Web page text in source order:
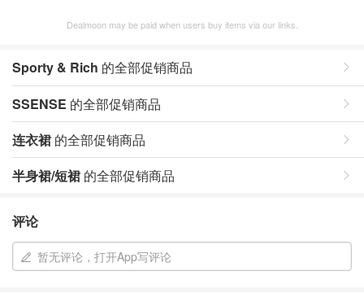
Dealmoon may be paid when users buy items via our links.
Sporty & Rich 的全部促销商品
SSENSE 的全部促销商品
连衣裙 的全部促销商品
半身裙/短裙 的全部促销商品
评论
暂无评论，打开App写评论